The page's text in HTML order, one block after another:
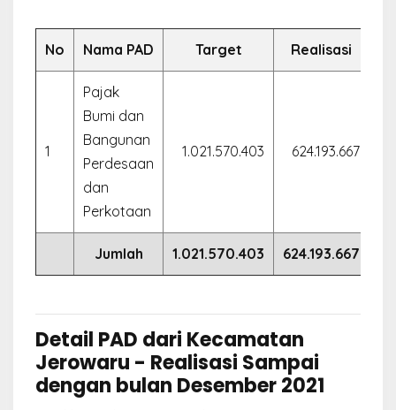
No Nama PAD Target Realisasi
1
Pajak
Bumi dan
Bangunan
Perdesaan
dan
Perkotaan
1.021.570.403 624.193.667
Jumlah 1.021.570.403 624.193.667
Detail PAD dari Kecamatan
Jerowaru - Realisasi Sampai
dengan bulan Desember 2021